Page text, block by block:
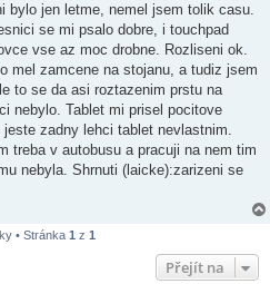
bylo jen letme, nemel jsem tolik casu.
se mi psalo dobre, i touchpad
vse az moc drobne. Rozliseni ok.
mel zamcene na stojanu, a tudiz jsem
to se da asi roztazenim prstu na
nebylo. Tablet mi prisel pocitove
zadny lehci tablet nevlastnim.
treba v autobusu a pracuji na nem tim
nebyla. Shrnuti (laicke):zarizeni se
• Stránka 1 z 1
Přejít na